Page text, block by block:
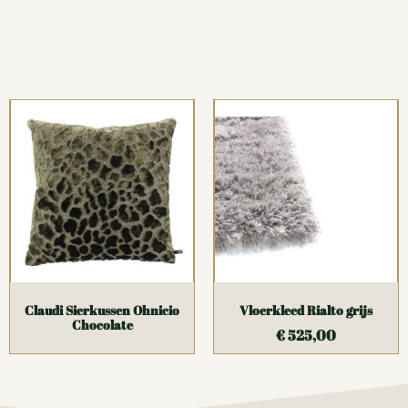
Claudi Sierkussen Ohnicio
Chocolate
Vloerkleed Rialto grijs
€525,00